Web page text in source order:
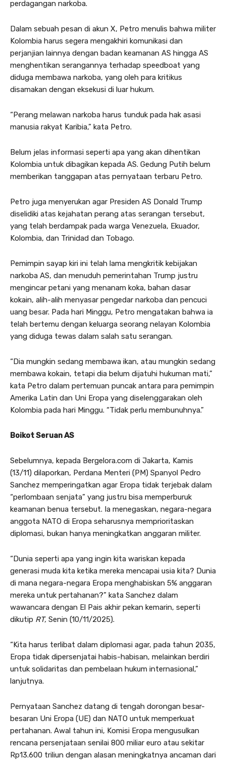
perdagangan narkoba.
Dalam sebuah pesan di akun X, Petro menulis bahwa militer
Kolombia harus segera mengakhiri komunikasi dan
perjanjian lainnya dengan badan keamanan AS hingga AS
menghentikan serangannya terhadap speedboat yang
diduga membawa narkoba, yang oleh para kritikus
disamakan dengan eksekusi di luar hukum.
“Perang melawan narkoba harus tunduk pada hak asasi
manusia rakyat Karibia,” kata Petro.
Belum jelas informasi seperti apa yang akan dihentikan
Kolombia untuk dibagikan kepada AS. Gedung Putih belum
memberikan tanggapan atas pernyataan terbaru Petro.
Petro juga menyerukan agar Presiden AS Donald Trump
diselidiki atas kejahatan perang atas serangan tersebut,
yang telah berdampak pada warga Venezuela, Ekuador,
Kolombia, dan Trinidad dan Tobago.
Pemimpin sayap kiri ini telah lama mengkritik kebijakan
narkoba AS, dan menuduh pemerintahan Trump justru
mengincar petani yang menanam koka, bahan dasar
kokain, alih-alih menyasar pengedar narkoba dan pencuci
uang besar. Pada hari Minggu, Petro mengatakan bahwa ia
telah bertemu dengan keluarga seorang nelayan Kolombia
yang diduga tewas dalam salah satu serangan.
“Dia mungkin sedang membawa ikan, atau mungkin sedang
membawa kokain, tetapi dia belum dijatuhi hukuman mati,”
kata Petro dalam pertemuan puncak antara para pemimpin
Amerika Latin dan Uni Eropa yang diselenggarakan oleh
Kolombia pada hari Minggu. “Tidak perlu membunuhnya.”
Boikot Seruan AS
Sebelumnya, kepada Bergelora.com di Jakarta, Kamis
(13/11) dilaporkan, Perdana Menteri (PM) Spanyol Pedro
Sanchez memperingatkan agar Eropa tidak terjebak dalam
“perlombaan senjata” yang justru bisa memperburuk
keamanan benua tersebut. Ia menegaskan, negara-negara
anggota NATO di Eropa seharusnya memprioritaskan
diplomasi, bukan hanya meningkatkan anggaran militer.
“Dunia seperti apa yang ingin kita wariskan kepada
generasi muda kita ketika mereka mencapai usia kita? Dunia
di mana negara-negara Eropa menghabiskan 5% anggaran
mereka untuk pertahanan?” kata Sanchez dalam
wawancara dengan El Pais akhir pekan kemarin, seperti
dikutip RT, Senin (10/11/2025).
“Kita harus terlibat dalam diplomasi agar, pada tahun 2035,
Eropa tidak dipersenjatai habis-habisan, melainkan berdiri
untuk solidaritas dan pembelaan hukum internasional,”
lanjutnya.
Pernyataan Sanchez datang di tengah dorongan besar-
besaran Uni Eropa (UE) dan NATO untuk memperkuat
pertahanan. Awal tahun ini, Komisi Eropa mengusulkan
rencana persenjataan senilai 800 miliar euro atau sekitar
Rp13.600 triliun dengan alasan meningkatnya ancaman dari